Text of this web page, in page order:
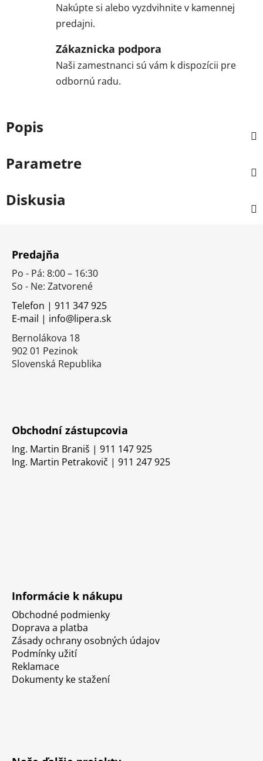
Nakúpte si alebo vyzdvihnite v kamennej
predajni.
Zákaznicka podpora
Naši zamestnanci sú vám k dispozícii pre
odbornú radu.
Popis
Parametre
Diskusia
Predajňa
Po - Pá: 8:00 – 16:30
So - Ne: Zatvorené
Telefon | 911 347 925
E-mail | info@lipera.sk
Bernolákova 18
902 01 Pezinok
Slovenská Republika
Obchodní zástupcovia
Ing. Martin Braniš | 911 147 925
Ing. Martin Petrakovič | 911 247 925
Informácie k nákupu
Obchodné podmienky
Doprava a platba
Zásady ochrany osobných údajov
Podmínky užití
Reklamace
Dokumenty ke stažení